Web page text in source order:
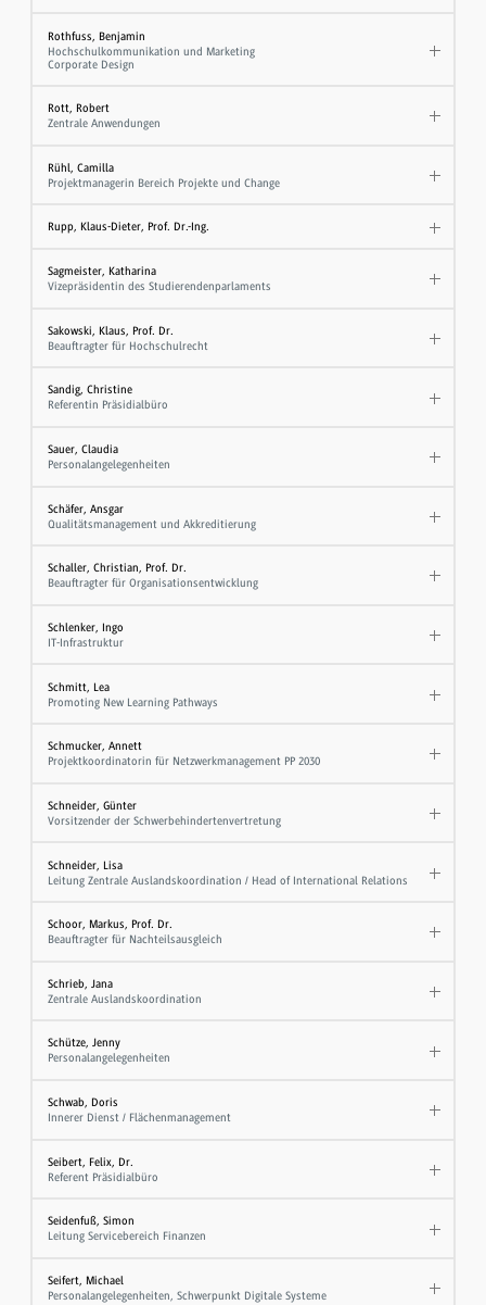
Rothfuss, Benjamin
Hochschulkommunikation und Marketing
Corporate Design
Rott, Robert
Zentrale Anwendungen
Rühl, Camilla
Projektmanagerin Bereich Projekte und Change
Rupp, Klaus-Dieter, Prof. Dr.-Ing.
Sagmeister, Katharina
Vizepräsidentin des Studierendenparlaments
Sakowski, Klaus, Prof. Dr.
​Beauftragter für Hochschulrecht
Sandig, Christine
Referentin Präsidialbüro
Sauer, Claudia
Personalangelegenheiten
Schäfer, Ansgar
Qualitätsmanagement und Akkreditierung
Schaller, Christian, Prof. Dr.
Beauftragter für Organisationsentwicklung
Schlenker, Ingo
IT-Infrastruktur
Schmitt, Lea
Promoting New Learning Pathways
Schmucker, Annett
Projektkoordinatorin für Netzwerkmanagement PP 2030
Schneider, Günter
Vorsitzender der Schwerbehindertenvertretung
Schneider, Lisa
Leitung Zentrale Auslandskoordination / Head of International Relations
Schoor, Markus, Prof. Dr.
Beauftragter für Nachteilsausgleich
Schrieb, Jana
Zentrale Auslandskoordination
Schütze, Jenny
Personalangelegenheiten
Schwab, Doris
Innerer Dienst / Flächenmanagement
Seibert, Felix, Dr.
Referent Präsidialbüro
Seidenfuß, Simon
Leitung Servicebereich Finanzen
Seifert, Michael
Personalangelegenheiten, Schwerpunkt Digitale Systeme